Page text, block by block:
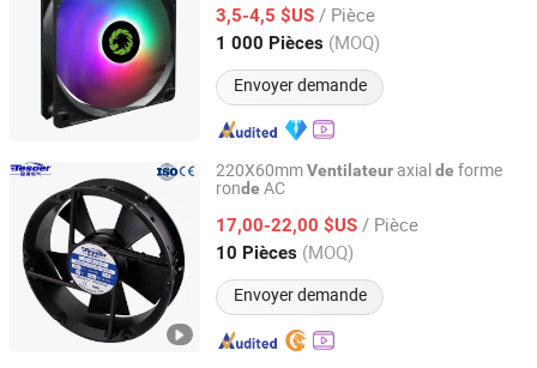
3,5-4,5 $US / Pièce
1 000 Pièces (MOQ)
Envoyer demande
Guangdong, China Depuis 2008
220X60mmVentilateur axial de forme
ronde AC
17,00-22,00 $US / Pièce
10 Pièces (MOQ)
Envoyer demande
Tingxiang Electric (Shanghai) Co., Ltd.
Shanghai, China Depuis 2019